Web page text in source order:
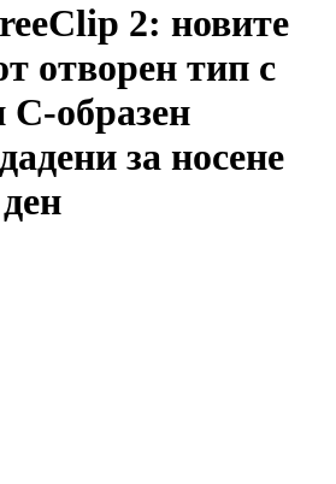
2: новите
отворен тип с
C-образен
за носене